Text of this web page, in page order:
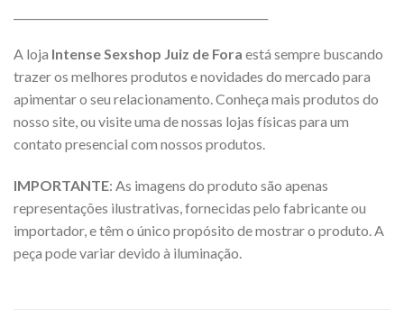
A loja Intense Sexshop Juiz de Fora está sempre buscando
trazer os melhores produtos e novidades do mercado para
apimentar o seu relacionamento. Conheça mais produtos do
nosso site, ou visite uma de nossas lojas físicas para um
contato presencial com nossos produtos.
IMPORTANTE: As imagens do produto são apenas
representações ilustrativas, fornecidas pelo fabricante ou
importador, e têm o único propósito de mostrar o produto. A
peça pode variar devido à iluminação.